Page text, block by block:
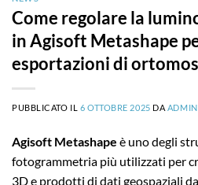
Come regolare la
in Agisoft Metashape
esportazioni di
PUBBLICATO IL 6 OTTOBRE 2025 DA ADMIN
Agisoft Metashape è uno degli
fotogrammetria più utilizzati per
3D e prodotti di dati geospaziali